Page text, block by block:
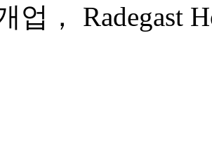
업， Radegast